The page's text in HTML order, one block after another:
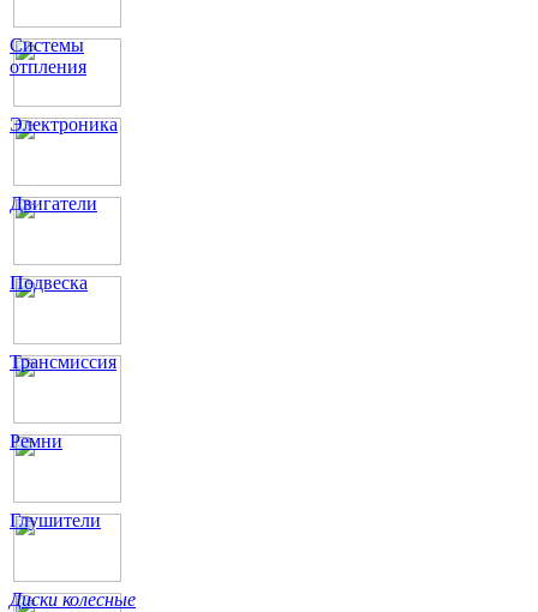
Системы
отпления
Электроника
Двигатели
Подвеска
Трансмиссия
Ремни
Глушители
Диски колесные